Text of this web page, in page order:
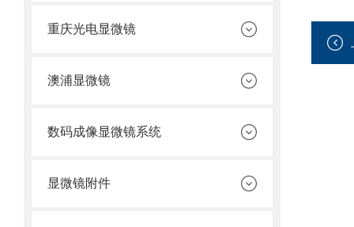
重庆光电显微镜
澳浦显微镜
数码成像显微镜系统
显微镜附件